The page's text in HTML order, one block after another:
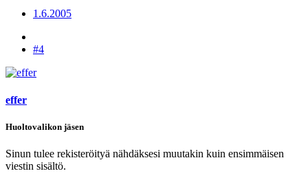
1.6.2005
#4
effer
Huoltovalikon jäsen
Sinun tulee rekisteröityä nähdäksesi muutakin kuin ensimmäisen
viestin sisältö.